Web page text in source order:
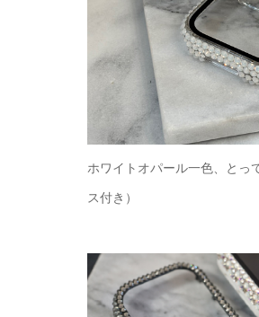
ホワイトオパール一色、と
ス付き）